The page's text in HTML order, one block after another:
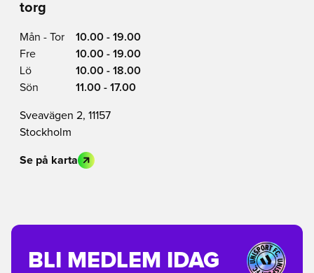
torg
Mån - Tor
10.00 - 19.00
Fre
10.00 - 19.00
Lö
10.00 - 18.00
Sön
11.00 - 17.00
Sveavägen 2, 11157
Stockholm
Se på karta
BLI MEDLEM IDAG